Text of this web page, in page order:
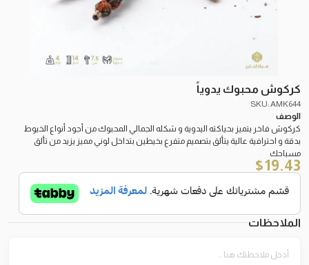
كركوش محبوك يدوياً
SKU: AMK644
الوصف
كركوش فاخر يتميز بحياكته اليدوية و شكله الجمالي المحبوك من أجود أنواع الخيوط
بدقة و احترافية عالية يتألق بتصميم متفرع بخيطين بتداخل لوني مميز يزيد من تألق
مسباحك
19.43
$
الملاحظات